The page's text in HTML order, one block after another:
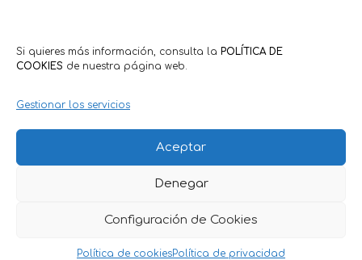
Si quieres más información, consulta la POLÍTICA DE
COOKIES de nuestra página web.
Gestionar los servicios
Aceptar
Denegar
Configuración de Cookies
Política de cookiesPolítica de privacidad
Comercios en actívaTe